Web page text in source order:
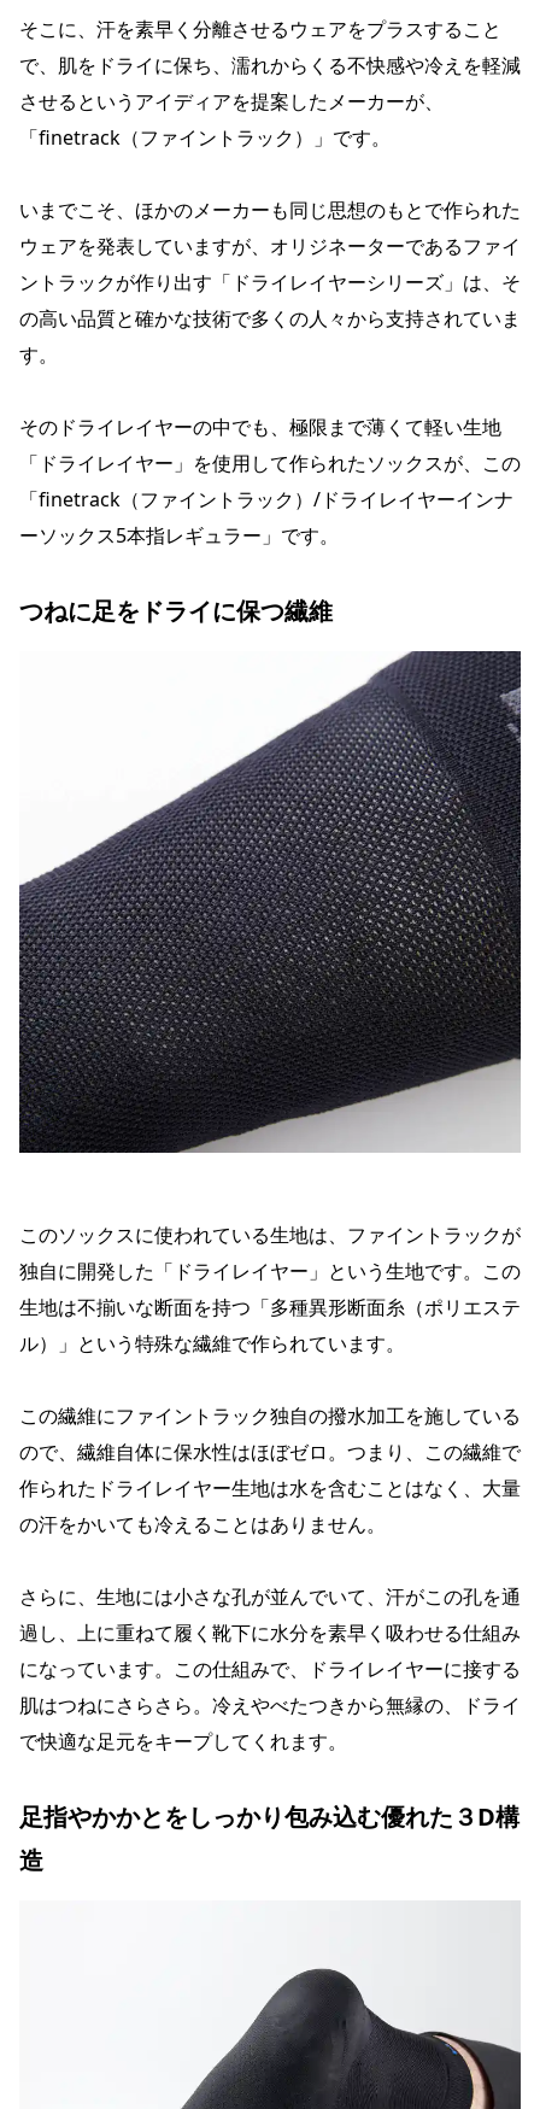
そこに、汗を素早く分離させるウェアをプラスすること
で、肌をドライに保ち、濡れからくる不快感や冷えを軽減
させるというアイディアを提案したメーカーが、
「finetrack（ファイントラック）」です。
いまでこそ、ほかのメーカーも同じ思想のもとで作られた
ウェアを発表していますが、オリジネーターであるファイ
ントラックが作り出す「ドライレイヤーシリーズ」は、そ
の高い品質と確かな技術で多くの人々から支持されていま
す。
そのドライレイヤーの中でも、極限まで薄くて軽い生地
「ドライレイヤー」を使用して作られたソックスが、この
「finetrack（ファイントラック）/ドライレイヤーインナ
ーソックス5本指レギュラー」です。
つねに足をドライに保つ繊維
このソックスに使われている生地は、ファイントラックが
独自に開発した「ドライレイヤー」という生地です。この
生地は不揃いな断面を持つ「多種異形断面糸（ポリエステ
ル）」という特殊な繊維で作られています。
この繊維にファイントラック独自の撥水加工を施している
ので、繊維自体に保水性はほぼゼロ。つまり、この繊維で
作られたドライレイヤー生地は水を含むことはなく、大量
の汗をかいても冷えることはありません。
さらに、生地には小さな孔が並んでいて、汗がこの孔を通
過し、上に重ねて履く靴下に水分を素早く吸わせる仕組み
になっています。この仕組みで、ドライレイヤーに接する
肌はつねにさらさら。冷えやべたつきから無縁の、ドライ
で快適な足元をキープしてくれます。
足指やかかとをしっかり包み込む優れた３D構
造